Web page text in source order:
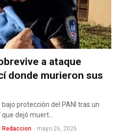
a ataque
donde murieron sus
protección del PANI tras un
dejó muert…
Redaccion · mayo 26, 2026